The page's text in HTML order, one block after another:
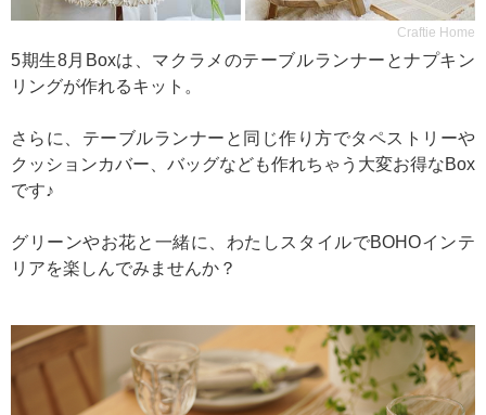
Craftie Home
5期生8月Boxは、マクラメのテーブルランナーとナプキン
リングが作れるキット。
さらに、テーブルランナーと同じ作り方でタペストリーや
クッションカバー、バッグなども作れちゃう大変お得なBox
です♪
グリーンやお花と一緒に、わたしスタイルでBOHOインテ
リアを楽しんでみませんか？